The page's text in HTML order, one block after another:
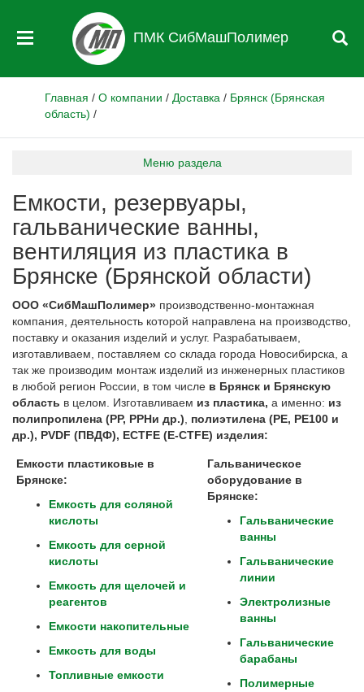
ПМК СибМашПолимер
Главная / О компании / Доставка / Брянск (Брянская
область) /
Меню раздела
Емкости, резервуары,
гальванические ванны,
вентиляция из пластика в
Брянске (Брянской области)
ООО «СибМашПолимер» производственно-монтажная
компания, деятельность которой направлена на производство,
поставку и оказания изделий и услуг. Разрабатываем,
изготавливаем, поставляем со склада города Новосибирска, а
так же производим монтаж изделий из инженерных пластиков
в любой регион России, в том числе в Брянск и Брянскую
область в целом. Изготавливаем из пластика, а именно: из
полипропилена (PP, PPHи др.) полиэтилена (PE, PE100 и
др.), PVDF (ПВДФ), ECTFE (E-CTFE) изделия:
Емкости пластиковые в
Брянске:
Емкость для соляной
кислоты
Емкость для серной
кислоты
Емкость для щелочей и
реагентов
Емкости накопительные
Емкость для воды
Топливные емкости
Гальваническое
оборудование в
Брянске:
Гальванические
ванны
Гальванические
линии
Электролизные
ванны
Гальванические
барабаны
Полимерные